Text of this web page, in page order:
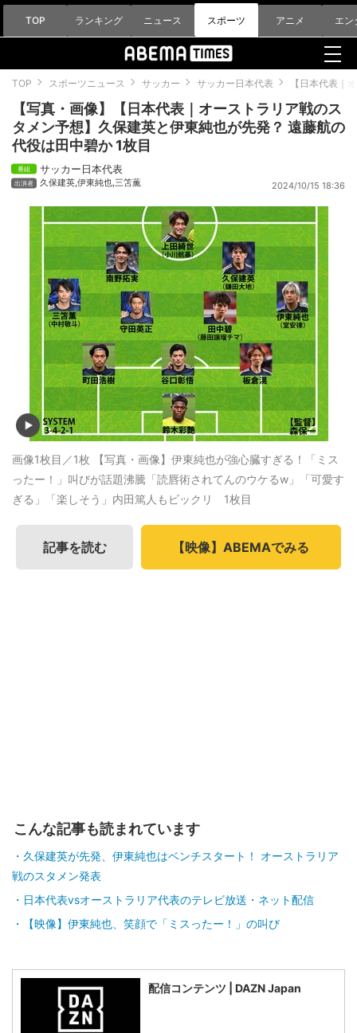
TOP ランキング ニュース スポーツ アニメ エン
TOP スポーツニュース サッカー サッカー日本代表 【日本代表｜
【写真・画像】【日本代表｜オーストラリア戦のス
タメン予想】久保建英と伊東純也が先発？ 遠藤航の
代役は田中碧か 1枚目
サッカー日本代表
久保建英,伊東純也,三笘薫 2024/10/15 18:36
画像1枚目／1枚 【写真・画像】伊東純也が強心臓すぎる！「ミス
ったー！」叫びが話題沸騰「読唇術されてんのウケるw」「可愛す
ぎる」「楽しそう」内田篤人もビックリ 1枚目
記事を読む 【映像】ABEMAでみる
こんな記事も読まれています
久保建英が先発、伊東純也はベンチスタート！ オーストラリア
戦のスタメン発表
日本代表vsオーストラリア代表のテレビ放送・ネット配信
【映像】伊東純也、笑顔で「ミスったー！」の叫び
配信コンテンツ | DAZN Japan